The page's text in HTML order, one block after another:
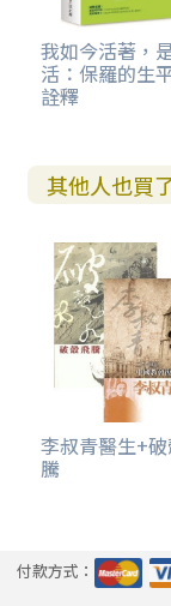
我如今活著，
活：保羅的生
詮釋
其他人也買
李叔青醫生+
騰
付款方式：